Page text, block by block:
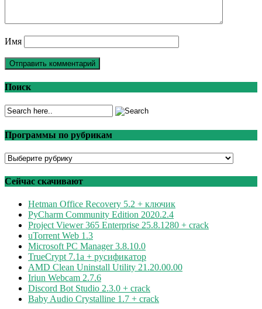
Имя
Поиск
Программы по рубрикам
Программы
рубрикам
Сейчас скачивают
Hetman Office Recovery 5.2 + ключик
PyCharm Community Edition 2020.2.4
Project Viewer 365 Enterprise 25.8.1280 + crack
uTorrent Web 1.3
Microsoft PC Manager 3.8.10.0
TrueCrypt 7.1a + русификатор
AMD Clean Uninstall Utility 21.20.00.00
Iriun Webcam 2.7.6
Discord Bot Studio 2.3.0 + crack
Baby Audio Crystalline 1.7 + crack